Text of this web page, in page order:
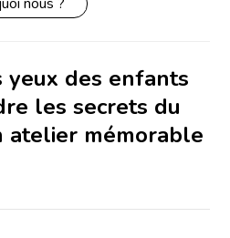
des enfants
les secrets du
atelier mémorable